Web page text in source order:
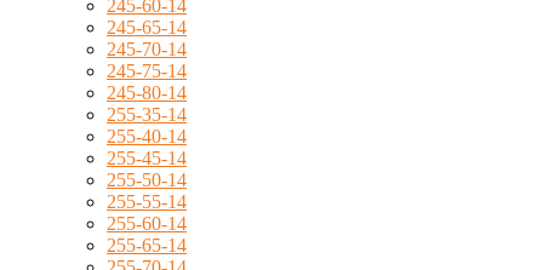
245-60-14
245-65-14
245-70-14
245-75-14
245-80-14
255-35-14
255-40-14
255-45-14
255-50-14
255-55-14
255-60-14
255-65-14